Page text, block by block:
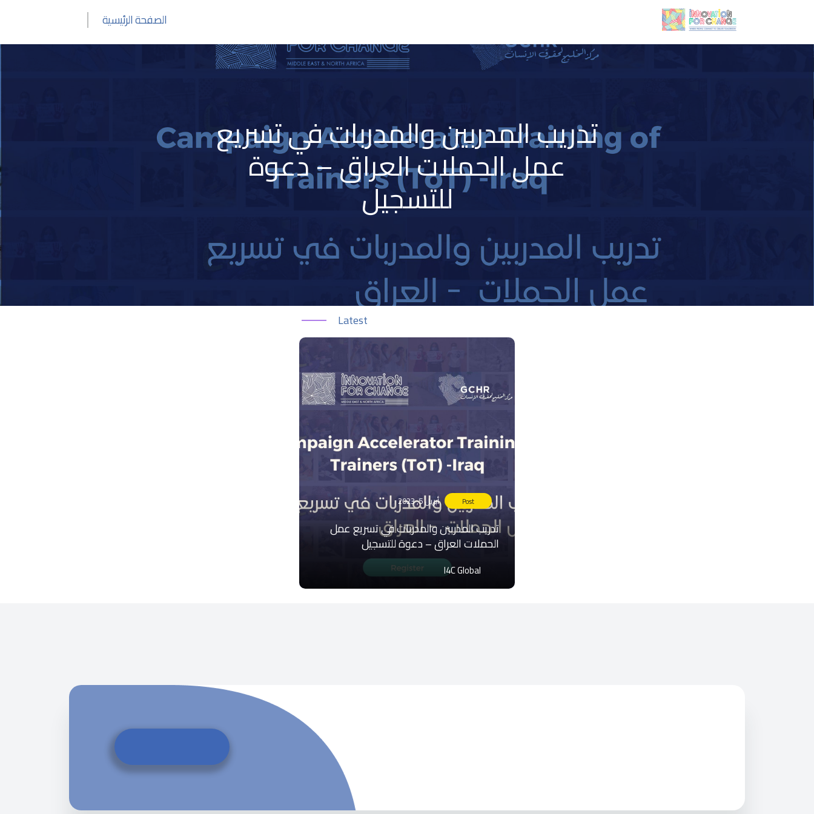
الصفحة الرئيسية
تدريب المدربين والمدربات في تسريع
عمل الحملات العراق – دعوة
للتسجيل
Latest
Post أبريل 5, 2023
تدريب المدربين والمدربات في تسريع عمل
الحملات العراق – دعوة للتسجيل
I4C Global